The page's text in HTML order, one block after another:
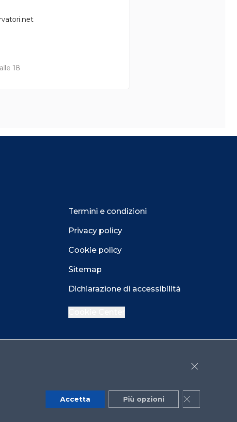
18
Termini e condizioni
Privacy policy
Cookie policy
Sitemap
Dichiarazione di accessibilità
YouTube X
Close
Accetta Più opzioni